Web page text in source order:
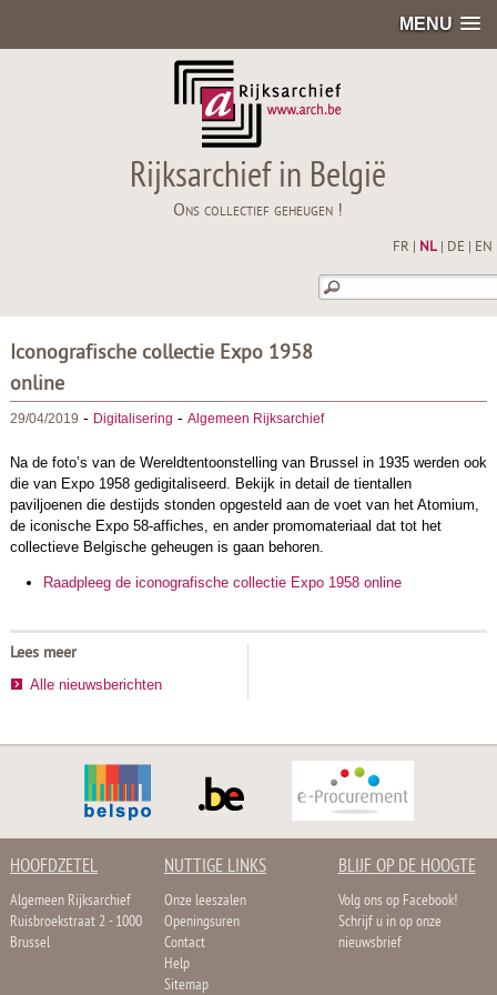
MENU
Rijksarchief in België
Ons collectief geheugen !
FR NL| DE EN
Iconografische collectie Expo 1958
online
29/04/2019 - Digitalisering - Algemeen Rijksarchief
Na de foto’s van de Wereldtentoonstelling van Brussel in 1935 werden ook
die van Expo 1958 gedigitaliseerd. Bekijk in detail de tientallen
paviljoenen die destijds stonden opgesteld aan de voet van het Atomium,
de iconische Expo 58-affiches, en ander promomateriaal dat tot het
collectieve Belgische geheugen is gaan behoren.
Raadpleeg de iconografische collectie Expo 1958 online
Lees meer
Alle nieuwsberichten
HOOFDZETEL
Algemeen Rijksarchief
Ruisbroekstraat 2 - 1000
Brussel
NUTTIGE LINKS
Onze leeszalen
Openingsuren
Contact
Help
Sitemap
BLIJF OP DE HOOGTE
Volg ons op Facebook!
Schrijf u in op onze
nieuwsbrief